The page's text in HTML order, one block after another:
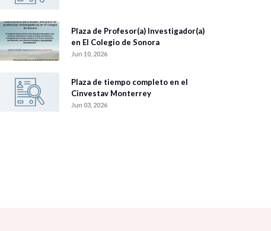
Plaza de Profesor(a) Investigador(a)
en El Colegio de Sonora
Jun 10, 2026
Plaza de tiempo completo en el
Cinvestav Monterrey
Jun 03, 2026